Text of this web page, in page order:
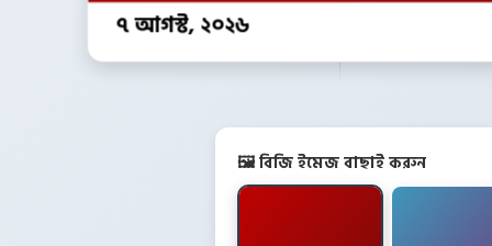
৭ আগস্ট, ২০২৬
🖼️ বিজি ইমেজ বাছাই করুন